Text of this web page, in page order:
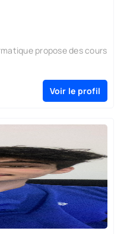
propose des cours
Voir le profil